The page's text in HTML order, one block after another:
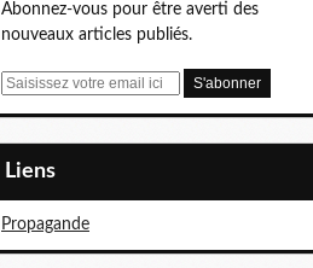
Abonnez-vous pour être averti des
nouveaux articles publiés.
E
Liens
Propagande